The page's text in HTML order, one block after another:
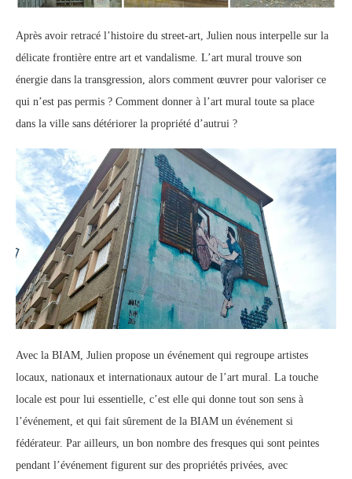
Après avoir retracé l’histoire du street-art, Julien nous interpelle sur la
délicate frontière entre art et vandalisme. L’art mural trouve son
énergie dans la transgression, alors comment œuvrer pour valoriser ce
qui n’est pas permis ? Comment donner à l’art mural toute sa place
dans la ville sans détériorer la propriété d’autrui ?
Avec la BIAM, Julien propose un événement qui regroupe artistes
locaux, nationaux et internationaux autour de l’art mural. La touche
locale est pour lui essentielle, c’est elle qui donne tout son sens à
l’événement, et qui fait sûrement de la BIAM un événement si
fédérateur. Par ailleurs, un bon nombre des fresques qui sont peintes
pendant l’événement figurent sur des propriétés privées, avec